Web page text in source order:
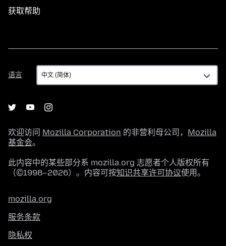
获取帮助
语言
语
言
欢迎访问 Mozilla Corporation 的非营利母公司， Mozilla
基金会。
此内容中的某些部分系 mozilla.org 志愿者个人版权所有
（©1998–2026）。内容可按知识共享许可协议使用。
mozilla.org
服务条款
隐私权